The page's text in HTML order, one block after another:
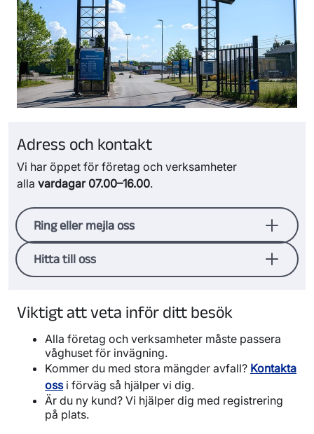
Adress och kontakt
Vi har öppet för företag och verksamheter
alla vardagar 07.00–16.00.
Ring eller mejla oss
Kontakta oss om du har frågor om priser eller
vill ha rådgivning kring avfallshantering,
Kundservice
För frågor om:
hyra av container
transportbeställning
verksamhetsavfall.
Telefon:0150- 579 52
Mejladress:
Hitta till oss
Vika avfallsanläggning och återvinningscentral
641 96 Katrineholm
Hitta till Vika avfallsanläggning (Google maps)
Viktigt att veta inför ditt besök
Alla företag och verksamheter måste passera
våghuset för invägning.
Kommer du med stora mängder avfall? Kontakta
ossi förväg så hjälper vi dig.
Är du ny kund? Vi hjälper dig med registrering
på plats.